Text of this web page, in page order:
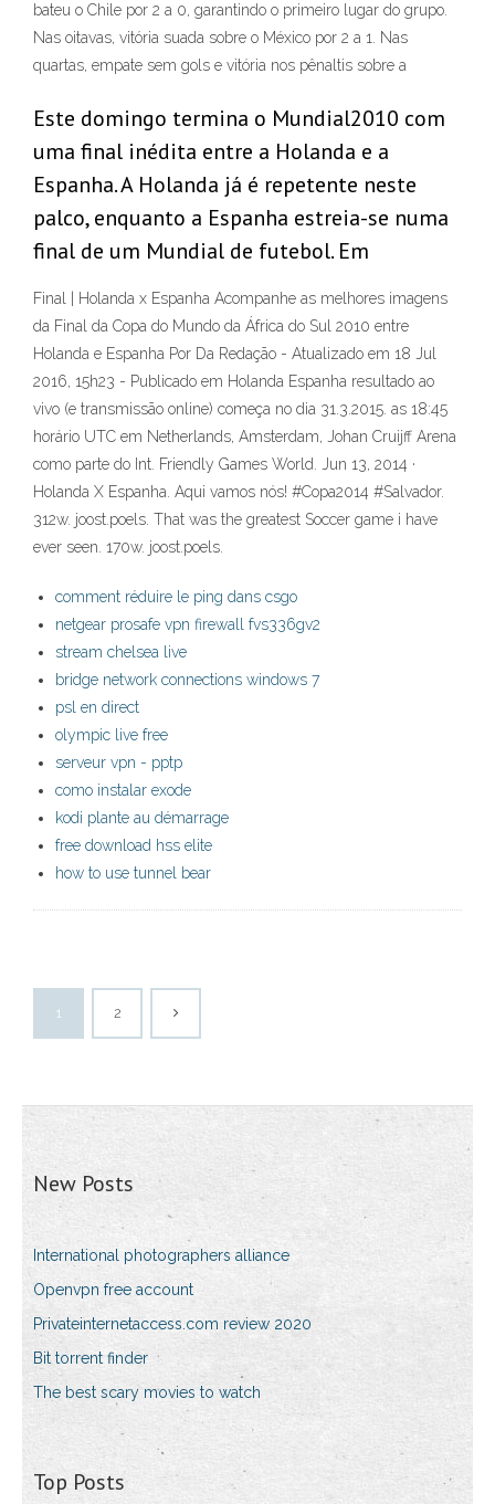
bateu o Chile por 2 a 0, garantindo o primeiro lugar do grupo.
Nas oitavas, vitória suada sobre o México por 2 a 1. Nas
quartas, empate sem gols e vitória nos pênaltis sobre a
Este domingo termina o Mundial2010 com
uma final inédita entre a Holanda e a
Espanha. A Holanda já é repetente neste
palco, enquanto a Espanha estreia-se numa
final de um Mundial de futebol. Em
Final | Holanda x Espanha Acompanhe as melhores imagens
da Final da Copa do Mundo da África do Sul 2010 entre
Holanda e Espanha Por Da Redação - Atualizado em 18 Jul
2016, 15h23 - Publicado em Holanda Espanha resultado ao
vivo (e transmissão online) começa no dia 31.3.2015. as 18:45
horário UTC em Netherlands, Amsterdam, Johan Cruijff Arena
como parte do Int. Friendly Games World. Jun 13, 2014 ·
Holanda X Espanha. Aqui vamos nós! #Copa2014 #Salvador.
312w. joost.poels. That was the greatest Soccer game i have
ever seen. 170w. joost.poels.
comment réduire le ping dans csgo
netgear prosafe vpn firewall fvs336gv2
stream chelsea live
bridge network connections windows 7
psl en direct
olympic live free
serveur vpn - pptp
como instalar exode
kodi plante au démarrage
free download hss elite
how to use tunnel bear
1 2
New Posts
International photographers alliance
Openvpn free account
Privateinternetaccess.com review 2020
Bit torrent finder
The best scary movies to watch
Top Posts